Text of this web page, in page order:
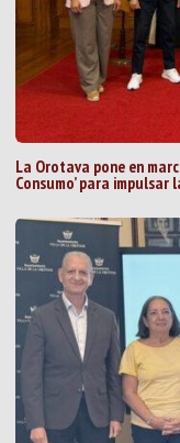
La Orotava pone en
Consumo’ para impulsar